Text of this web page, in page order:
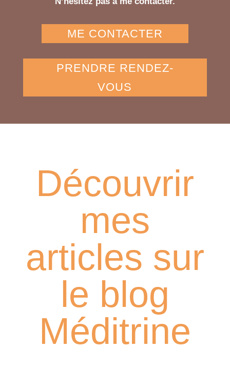
ME CONTACTER
PRENDRE RENDEZ-
VOUS
Découvrir
mes
articles sur
le blog
Méditrine